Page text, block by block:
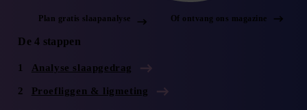
Plan gratis slaapanalyse Of ontvang ons magazine
De 4 stappen
Analyse slaapgedrag
Proefliggen & ligmeting